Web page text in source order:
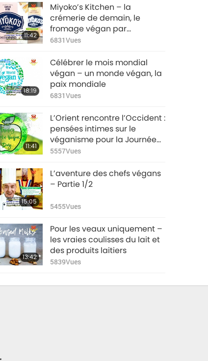
11:42
Miyoko’s Kitchen – la
crémerie de demain, le
fromage végan par
compassion.
6831Vues
18:19
Célébrer le mois mondial
végan – un monde végan, la
paix mondiale
6831Vues
11:41
L’Orient rencontre l’Occident :
pensées intimes sur le
véganisme pour la Journée
mondiale végane
5557Vues
15:05
L’aventure des chefs végans
– Partie 1/2
5455Vues
13:42
Pour les veaux uniquement –
les vraies coulisses du lait et
des produits laitiers
5839Vues